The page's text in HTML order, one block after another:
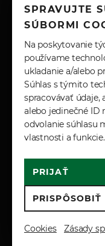
SPRAVUJTE
SÚBORMI
Na poskytovanie
používame
ukladanie a/alebo
Súhlas s týmito
spracovávať údaje,
alebo jedinečné ID
odvolanie súhlasu
vlastnosti a funkcie.
PRIJAŤ
PRISPÔSOBIŤ
Cookies Zásady
PO – PIA: 8:00 - 17:00
SOBOTA: ZATVORENÉ
NEDEĽA: ZATVORENÉ
+421 904 743 617
SERVIS@JPAUTO.SK